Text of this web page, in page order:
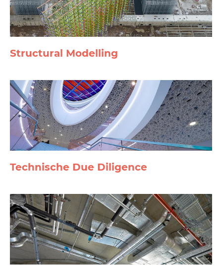
Structural Modelling
Technische Due Diligence